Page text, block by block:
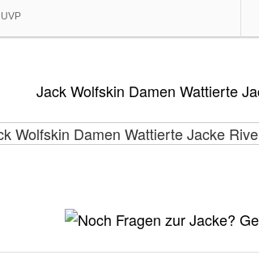
UVP
Jack Wolfskin Damen Wattierte